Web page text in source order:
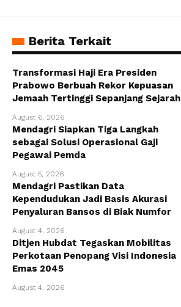
Berita Terkait
Transformasi Haji Era Presiden
Prabowo Berbuah Rekor Kepuasan
Jemaah Tertinggi Sepanjang Sejarah
August 6, 2026
Mendagri Siapkan Tiga Langkah
sebagai Solusi Operasional Gaji
Pegawai Pemda
August 5, 2026
Mendagri Pastikan Data
Kependudukan Jadi Basis Akurasi
Penyaluran Bansos di Biak Numfor
August 4, 2026
Ditjen Hubdat Tegaskan Mobilitas
Perkotaan Penopang Visi Indonesia
Emas 2045
August 4, 2026